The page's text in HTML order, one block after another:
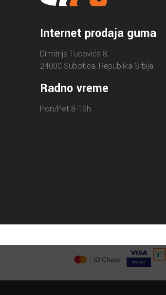
Internet prodaja guma
Dimitrija Tucovića 8,
24000 Subotica, Republika Srbija.
Radno vreme
Pon/Pet 8-16h